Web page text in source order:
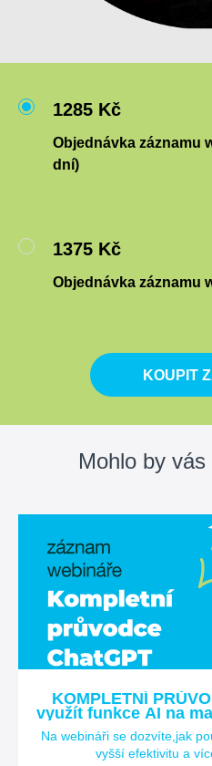
1285 Kč
Objednávka záznamu
dní)
1375 Kč
Objednávka záznamu
KOUPIT
Mohlo by
KOMPLETNÍ
využít funkce AI na
hodnotu na
Na webináři se dozvíte,jak
vyšší efektivitu a